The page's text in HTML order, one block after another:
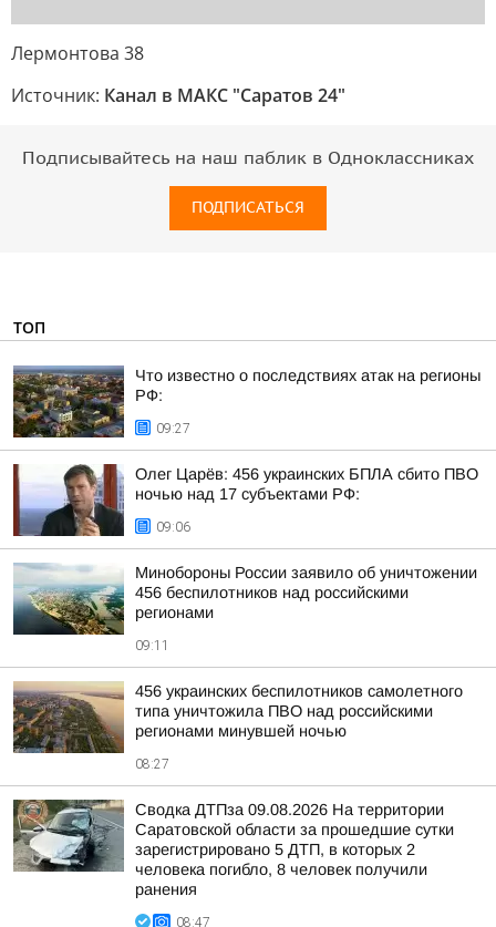
Лермонтова 38
Источник: Канал в МАКС "Саратов 24"
Подписывайтесь на наш паблик в Одноклассниках
ПОДПИСАТЬСЯ
ТОП
Что известно о последствиях атак на регионы
РФ:
09:27
Олег Царёв: 456 украинских БПЛА сбито ПВО
ночью над 17 субъектами РФ:
09:06
Минобороны России заявило об уничтожении
456 беспилотников над российскими
регионами
09:11
456 украинских беспилотников самолетного
типа уничтожила ПВО над российскими
регионами минувшей ночью
08:27
Сводка ДТПза 09.08.2026 На территории
Саратовской области за прошедшие сутки
зарегистрировано 5 ДТП, в которых 2
человека погибло, 8 человек получили
ранения
08:47